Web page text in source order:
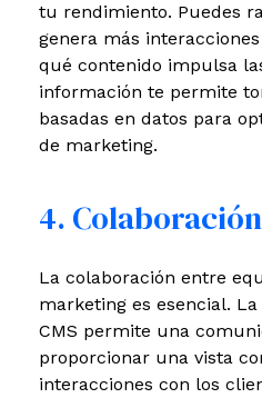
tu rendimiento. Puedes
genera más
qué contenido impulsa
información te permite
basadas en datos para
de marketing.
4.
La colaboración entre
marketing es esencial.
CMS permite una
proporcionar una vista
interacciones con los